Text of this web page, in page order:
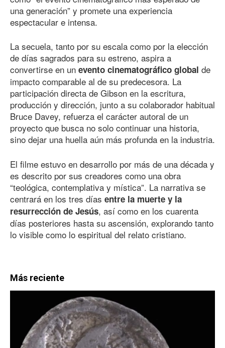
una generación” y promete una experiencia
espectacular e intensa.
La secuela, tanto por su escala como por la elección
de días sagrados para su estreno, aspira a
convertirse en un evento cinematográfico global de
impacto comparable al de su predecesora. La
participación directa de Gibson en la escritura,
producción y dirección, junto a su colaborador habitual
Bruce Davey, refuerza el carácter autoral de un
proyecto que busca no solo continuar una historia,
sino dejar una huella aún más profunda en la industria.
El filme estuvo en desarrollo por más de una década y
es descrito por sus creadores como una obra
“teológica, contemplativa y mística”. La narrativa se
centrará en los tres días entre la muerte y la
resurrección de Jesús, así como en los cuarenta
días posteriores hasta su ascensión, explorando tanto
lo visible como lo espiritual del relato cristiano.
Más reciente